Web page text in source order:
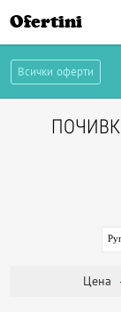
Ofertini
Всички оферти
Цена